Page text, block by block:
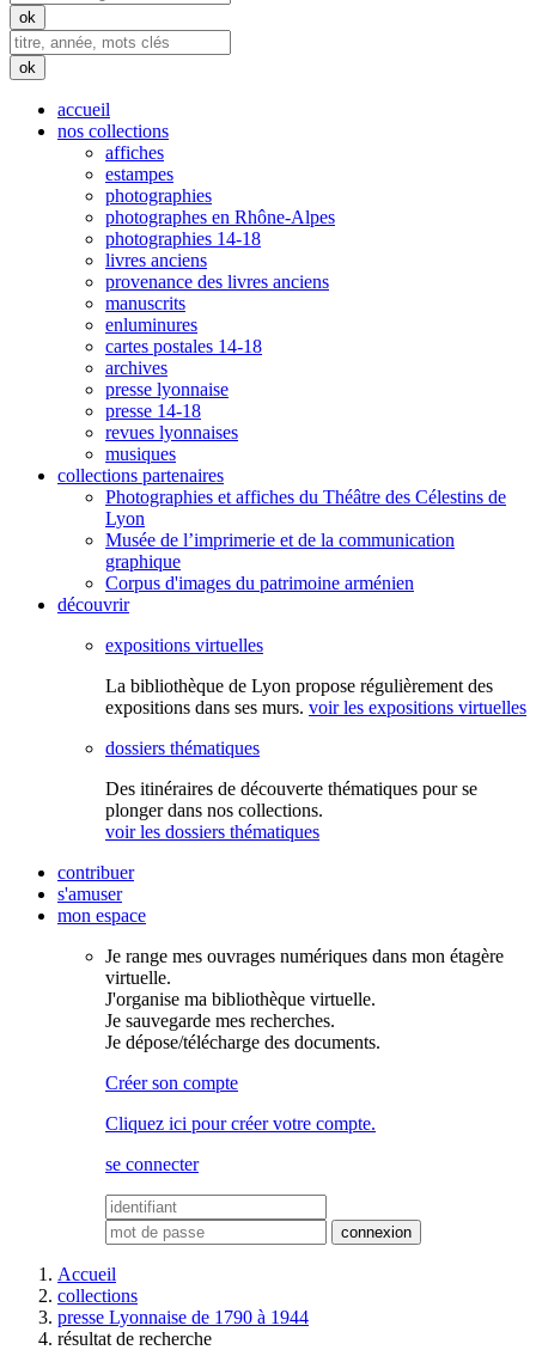
accueil
nos collections
affiches
estampes
photographies
photographes en Rhône-Alpes
photographies 14-18
livres anciens
provenance des livres anciens
manuscrits
enluminures
cartes postales 14-18
archives
presse lyonnaise
presse 14-18
revues lyonnaises
musiques
collections partenaires
Photographies et affiches du Théâtre des Célestins de
Lyon
Musée de l’imprimerie et de la communication
graphique
Corpus d'images du patrimoine arménien
découvrir
expositions virtuelles
La bibliothèque de Lyon propose régulièrement des
expositions dans ses murs. voir les expositions virtuelles
dossiers thématiques
Des itinéraires de découverte thématiques pour se
plonger dans nos collections.
voir les dossiers thématiques
contribuer
s'amuser
mon espace
Je range mes ouvrages numériques dans mon étagère
virtuelle.
J'organise ma bibliothèque virtuelle.
Je sauvegarde mes recherches.
Je dépose/télécharge des documents.
Créer son compte
Cliquez ici pour créer votre compte.
se connecter
Accueil
collections
presse Lyonnaise de 1790 à 1944
résultat de recherche